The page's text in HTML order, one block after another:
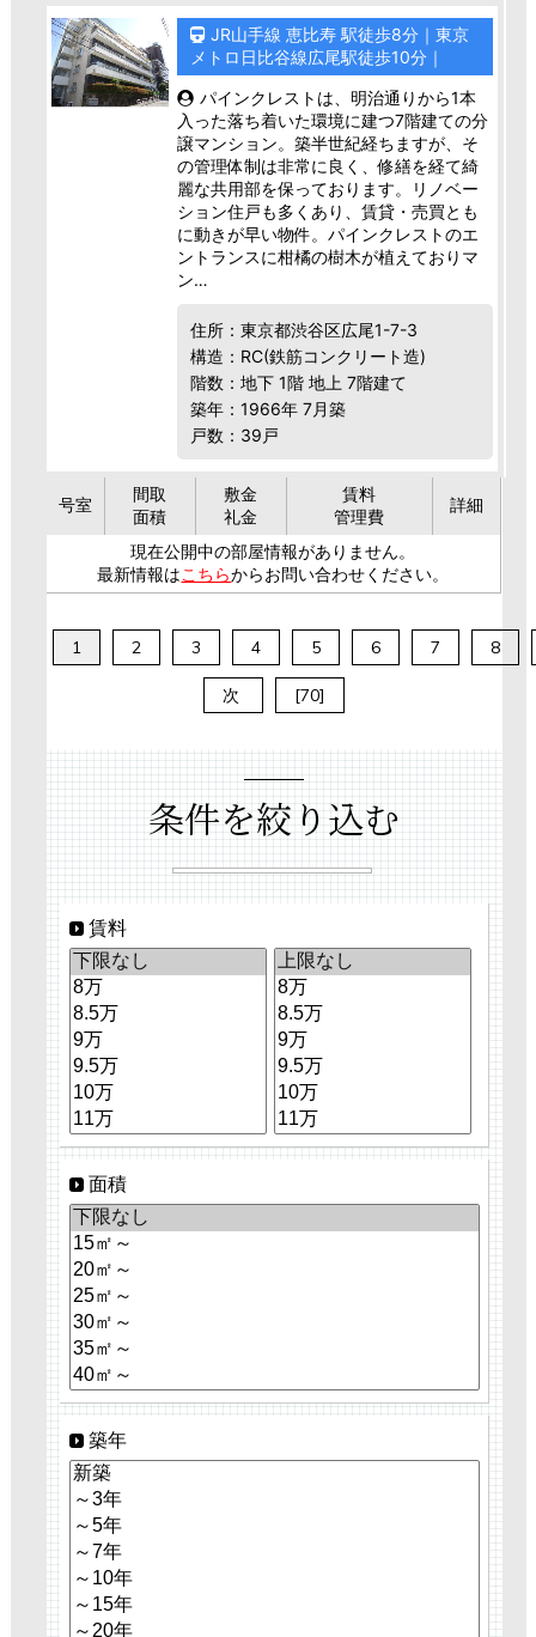
JR山手線 恵比寿 駅徒歩8分｜東京
メトロ日比谷線広尾駅徒歩10分｜
パインクレストは、明治通りから1本
入った落ち着いた環境に建つ7階建ての分
譲マンション。築半世紀経ちますが、そ
の管理体制は非常に良く、修繕を経て綺
麗な共用部を保っております。リノベー
ション住戸も多くあり、賃貸・売買とも
に動きが早い物件。パインクレストのエ
ントランスに柑橘の樹木が植えておりマ
ン…
住所：東京都渋谷区広尾1-7-3
構造：RC(鉄筋コンクリート造)
階数：地下 1階 地上 7階建て
築年：1966年 7月築
戸数：39戸
号室
間取
面積
敷金
礼金
賃料
管理費
詳細
現在公開中の部屋情報がありません。
最新情報はこちらからお問い合わせください。
1 2 3 4 5 6 7 8
次 [70]
条件を絞り込む
賃料
面積
築年